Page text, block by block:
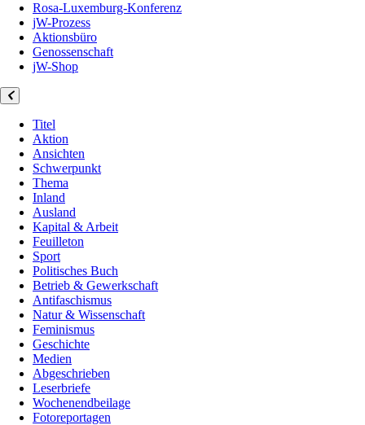
Rosa-Luxemburg-Konferenz
jW-Prozess
Aktionsbüro
Genossenschaft
jW-Shop
Titel
Aktion
Ansichten
Schwerpunkt
Thema
Inland
Ausland
Kapital & Arbeit
Feuilleton
Sport
Politisches Buch
Betrieb & Gewerkschaft
Antifaschismus
Natur & Wissenschaft
Feminismus
Geschichte
Medien
Abgeschrieben
Leserbriefe
Wochenendbeilage
Fotoreportagen